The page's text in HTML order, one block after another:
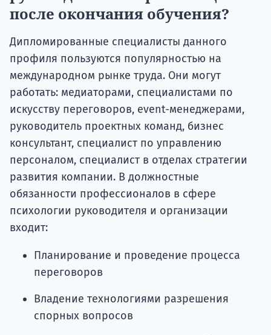
после окончания обучения?
Дипломированные специалисты данного
профиля пользуются популярностью на
международном рынке труда. Они могут
работать: медиаторами, специалистами по
искусству переговоров, event-менеджерами,
руководитель проектных команд, бизнес
консультант, специалист по управлению
персоналом, специалист в отделах стратегии
развития компании. В должностные
обязанности профессионалов в сфере
психологии руководителя и организации
входит:
Планирование и проведение процесса
переговоров
Владение технологиями разрешения
спорных вопросов